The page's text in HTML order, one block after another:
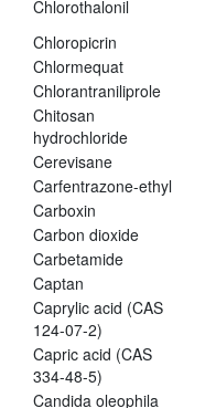
Chlorothalonil
Chloropicrin
Chlormequat
Chlorantraniliprole
Chitosan
hydrochloride
Cerevisane
Carfentrazone-ethyl
Carboxin
Carbon dioxide
Carbetamide
Captan
Caprylic acid (CAS
124-07-2)
Capric acid (CAS
334-48-5)
Candida oleophila